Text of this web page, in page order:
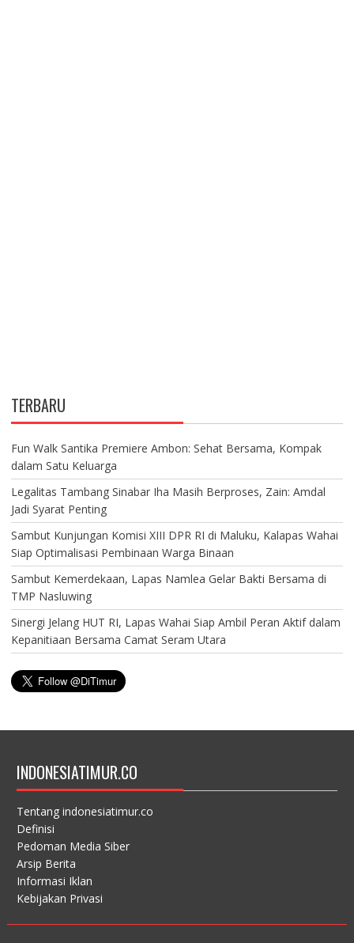
TERBARU
Fun Walk Santika Premiere Ambon: Sehat Bersama, Kompak
dalam Satu Keluarga
Legalitas Tambang Sinabar Iha Masih Berproses, Zain: Amdal
Jadi Syarat Penting
Sambut Kunjungan Komisi XIII DPR RI di Maluku, Kalapas Wahai
Siap Optimalisasi Pembinaan Warga Binaan
Sambut Kemerdekaan, Lapas Namlea Gelar Bakti Bersama di
TMP Nasluwing
Sinergi Jelang HUT RI, Lapas Wahai Siap Ambil Peran Aktif dalam
Kepanitiaan Bersama Camat Seram Utara
INDONESIATIMUR.CO
Tentang indonesiatimur.co
Definisi
Pedoman Media Siber
Arsip Berita
Informasi Iklan
Kebijakan Privasi